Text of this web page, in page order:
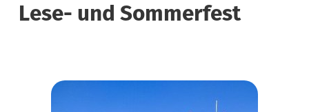
Lese- und Sommerfest